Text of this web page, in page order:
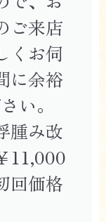
ご来店
くお伺
に余裕
い。
腫み改
11,000
回価格